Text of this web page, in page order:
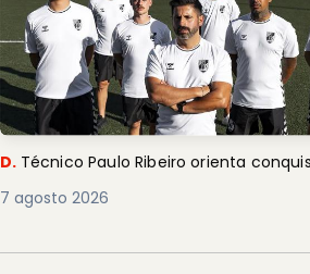
D. Técnico Paulo Ribeiro orienta
7 agosto 2026